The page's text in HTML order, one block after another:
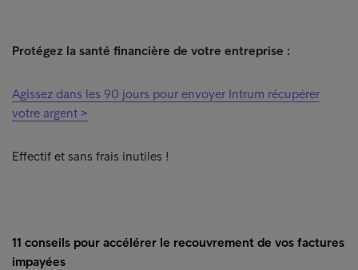
Protégez la santé financière de votre entreprise :
Agissez dans les 90 jours pour envoyer Intrum récupérer
votre argent >
Effectif et sans frais inutiles !
11 conseils pour accélérer le recouvrement de vos factures
impayées